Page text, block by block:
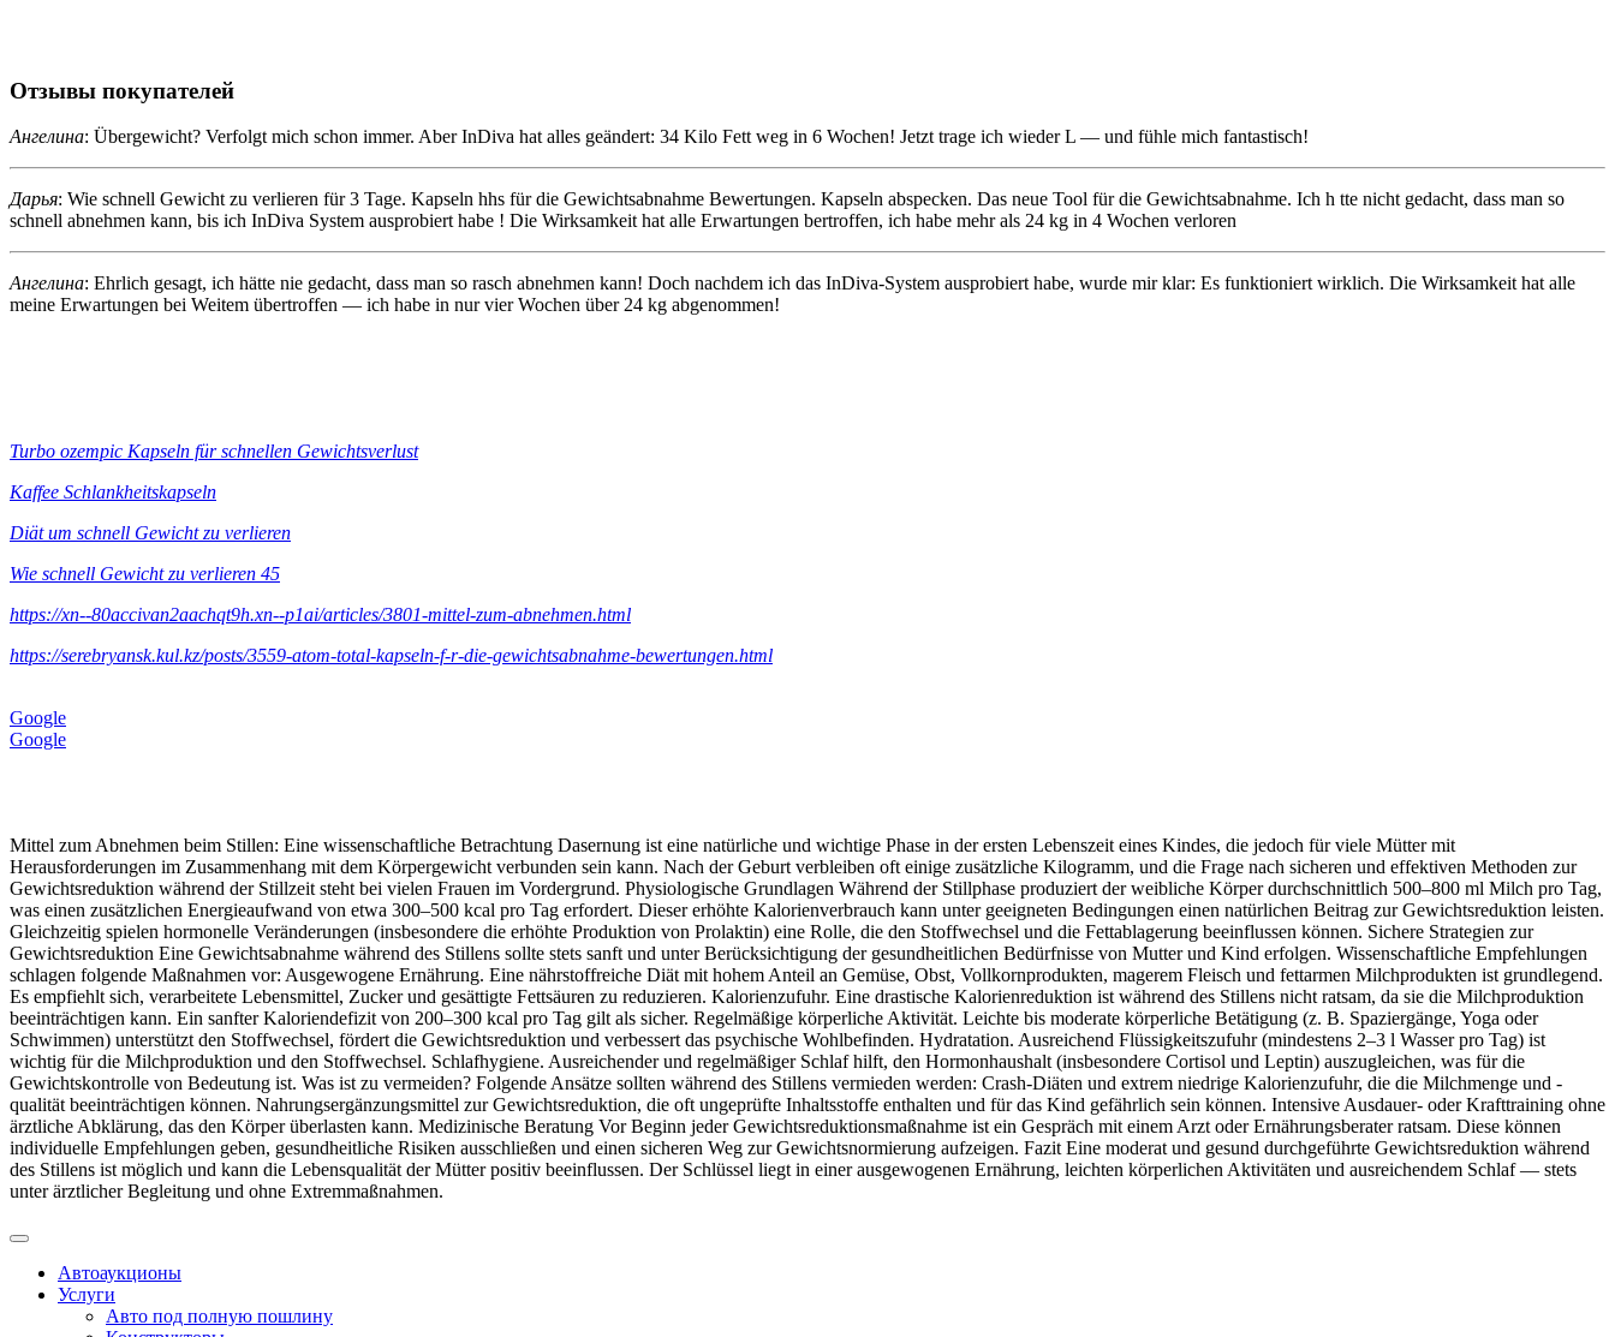
Отзывы покупателей
Ангелина: Übergewicht? Verfolgt mich schon immer. Aber InDiva hat alles geändert: 34 Kilo Fett weg in 6 Wochen! Jetzt trage ich wieder L — und fühle mich fantastisch!
Дарья: Wie schnell Gewicht zu verlieren für 3 Tage. Kapseln hhs für die Gewichtsabnahme Bewertungen. Kapseln abspecken. Das neue Tool für die Gewichtsabnahme. Ich h tte nicht gedacht, dass man so
schnell abnehmen kann, bis ich InDiva System ausprobiert habe ! Die Wirksamkeit hat alle Erwartungen bertroffen, ich habe mehr als 24 kg in 4 Wochen verloren
Ангелина: Ehrlich gesagt, ich hätte nie gedacht, dass man so rasch abnehmen kann! Doch nachdem ich das InDiva‑System ausprobiert habe, wurde mir klar: Es funktioniert wirklich. Die Wirksamkeit hat alle
meine Erwartungen bei Weitem übertroffen — ich habe in nur vier Wochen über 24 kg abgenommen!
Turbo ozempic Kapseln für schnellen Gewichtsverlust
Kaffee Schlankheitskapseln
Diät um schnell Gewicht zu verlieren
Wie schnell Gewicht zu verlieren 45
https://xn--80accivan2aachqt9h.xn--p1ai/articles/3801-mittel-zum-abnehmen.html
https://serebryansk.kul.kz/posts/3559-atom-total-kapseln-f-r-die-gewichtsabnahme-bewertungen.html
Google
Google
Mittel zum Abnehmen beim Stillen: Eine wissenschaftliche Betrachtung Dasernung ist eine natürliche und wichtige Phase in der ersten Lebenszeit eines Kindes, die jedoch für viele Mütter mit
Herausforderungen im Zusammenhang mit dem Körpergewicht verbunden sein kann. Nach der Geburt verbleiben oft einige zusätzliche Kilogramm, und die Frage nach sicheren und effektiven Methoden zur
Gewichtsreduktion während der Stillzeit steht bei vielen Frauen im Vordergrund. Physiologische Grundlagen Während der Stillphase produziert der weibliche Körper durchschnittlich 500–800 ml Milch pro Tag,
was einen zusätzlichen Energieaufwand von etwa 300–500 kcal pro Tag erfordert. Dieser erhöhte Kalorienverbrauch kann unter geeigneten Bedingungen einen natürlichen Beitrag zur Gewichtsreduktion leisten.
Gleichzeitig spielen hormonelle Veränderungen (insbesondere die erhöhte Produktion von Prolaktin) eine Rolle, die den Stoffwechsel und die Fettablagerung beeinflussen können. Sichere Strategien zur
Gewichtsreduktion Eine Gewichtsabnahme während des Stillens sollte stets sanft und unter Berücksichtigung der gesundheitlichen Bedürfnisse von Mutter und Kind erfolgen. Wissenschaftliche Empfehlungen
schlagen folgende Maßnahmen vor: Ausgewogene Ernährung. Eine nährstoffreiche Diät mit hohem Anteil an Gemüse, Obst, Vollkornprodukten, magerem Fleisch und fettarmen Milchprodukten ist grundlegend.
Es empfiehlt sich, verarbeitete Lebensmittel, Zucker und gesättigte Fettsäuren zu reduzieren. Kalorienzufuhr. Eine drastische Kalorienreduktion ist während des Stillens nicht ratsam, da sie die Milchproduktion
beeinträchtigen kann. Ein sanfter Kaloriendefizit von 200–300 kcal pro Tag gilt als sicher. Regelmäßige körperliche Aktivität. Leichte bis moderate körperliche Betätigung (z. B. Spaziergänge, Yoga oder
Schwimmen) unterstützt den Stoffwechsel, fördert die Gewichtsreduktion und verbessert das psychische Wohlbefinden. Hydratation. Ausreichend Flüssigkeitszufuhr (mindestens 2–3 l Wasser pro Tag) ist
wichtig für die Milchproduktion und den Stoffwechsel. Schlafhygiene. Ausreichender und regelmäßiger Schlaf hilft, den Hormonhaushalt (insbesondere Cortisol und Leptin) auszugleichen, was für die
Gewichtskontrolle von Bedeutung ist. Was ist zu vermeiden? Folgende Ansätze sollten während des Stillens vermieden werden: Crash‑Diäten und extrem niedrige Kalorienzufuhr, die die Milchmenge und -
qualität beeinträchtigen können. Nahrungsergänzungsmittel zur Gewichtsreduktion, die oft ungeprüfte Inhaltsstoffe enthalten und für das Kind gefährlich sein können. Intensive Ausdauer- oder Krafttraining ohne
ärztliche Abklärung, das den Körper überlasten kann. Medizinische Beratung Vor Beginn jeder Gewichtsreduktionsmaßnahme ist ein Gespräch mit einem Arzt oder Ernährungsberater ratsam. Diese können
individuelle Empfehlungen geben, gesundheitliche Risiken ausschließen und einen sicheren Weg zur Gewichtsnormierung aufzeigen. Fazit Eine moderat und gesund durchgeführte Gewichtsreduktion während
des Stillens ist möglich und kann die Lebensqualität der Mütter positiv beeinflussen. Der Schlüssel liegt in einer ausgewogenen Ernährung, leichten körperlichen Aktivitäten und ausreichendem Schlaf — stets
unter ärztlicher Begleitung und ohne Extremmaßnahmen.
Автоаукционы
Услуги
Авто под полную пошлину